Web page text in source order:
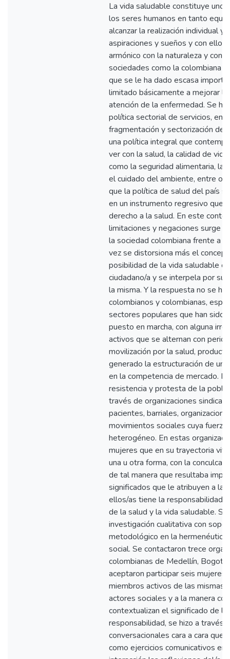
La vida saludable constituye uno
los seres humanos en tanto
alcanzar la realización individual
aspiraciones y sueños y con
armónico con la naturaleza y con
sociedades como la colombiana
que se le ha dado escasa
limitado básicamente a mejorar
atención de la enfermedad. Se
política sectorial de servicios, en
fragmentación y sectorización de
una política integral que
ver con la salud, la calidad de
como la seguridad alimentaria, la
el cuidado del ambiente, entre
que la política de salud del país
en un instrumento regresivo que
derecho a la salud. En este
limitaciones y negaciones surge
la sociedad colombiana frente a
vez se distorsiona más el
posibilidad de la vida saludable
ciudadano/a y se interpela por su
la misma. Y la respuesta no se
colombianos y colombianas,
sectores populares que han sido
puesto en marcha, con alguna
activos que se alternan con
movilización por la salud,
generado la estructuración de un
en la competencia de mercado.
resistencia y protesta de la
través de organizaciones
pacientes, barriales,
movimientos sociales cuya
heterogéneo. En estas
mujeres que en su trayectoria
una u otra forma, con la
de tal manera que resultaba
significados que le atribuyen a la
ellos/as tiene la responsabilidad
de la salud y la vida saludable.
investigación cualitativa con
metodológico en la
social. Se contactaron trece
colombianas de Medellín,
aceptaron participar seis mujeres
miembros activos de las mismas.
actores sociales y a la manera
contextualizan el significado de
responsabilidad, se hizo a través
conversacionales cara a cara que
como ejercicios comunicativos en